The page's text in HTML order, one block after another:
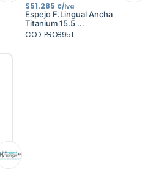
$51.285 C/Iva
Espejo F.Lingual Ancha
Titanium 15.5 ...
COD: PRO8951